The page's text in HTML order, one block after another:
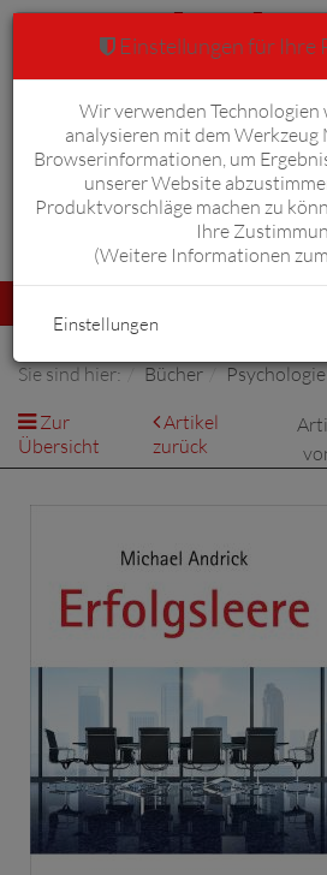
Anmelden
umschalten
Sie sind hier: Bücher
Psychologie
Zur
Übersicht
Artikel
zurück
Einstellungen für Ihre
Wir verwenden Technologien
analysieren mit dem
Browserinformationen, um
unserer Website
Produktvorschläge machen zu
Ihre
(Weitere Informationen
Einstellungen